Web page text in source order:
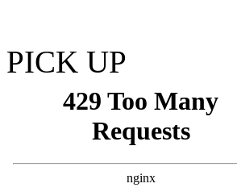
PICK UP